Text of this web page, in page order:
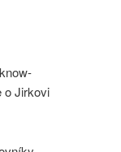
o Jirkovi